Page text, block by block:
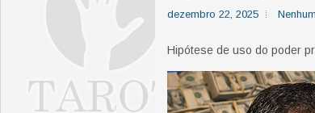
dezembro 22, 2025
Hipótese de uso do poder